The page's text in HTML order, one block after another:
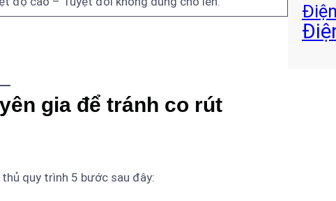
gia để tránh co rút
thủ quy trình 5 bước sau đây: